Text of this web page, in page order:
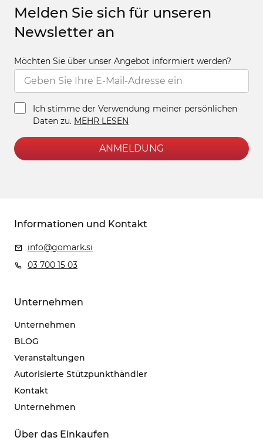
Melden Sie sich für unseren
Newsletter an
Möchten Sie über unser Angebot informiert werden?
Ich stimme der Verwendung meiner persönlichen
Daten zu. MEHR LESEN
ANMELDUNG
Informationen und Kontakt
info@gomark.si
03 700 15 03
Unternehmen
Unternehmen
BLOG
Veranstaltungen
Autorisierte Stützpunkthändler
Kontakt
Unternehmen
Über das Einkaufen